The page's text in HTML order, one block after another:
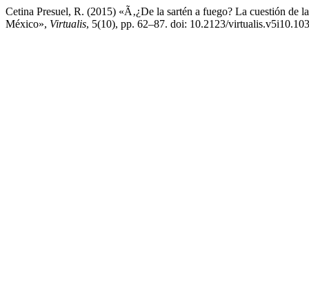
Cetina Presuel, R. (2015) «Ã‚¿De la sartén a fuego? La cuestión de
México», Virtualis, 5(10), pp. 62–87. doi: 10.2123/